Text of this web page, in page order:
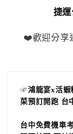
捷
❤️歡迎分享
☞鴻龍宴x活蝦
菜預訂開跑 台
台中免費機車